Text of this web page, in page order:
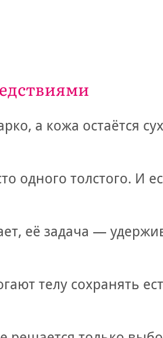
а кожа остаётся
одного толстого. И
её задача —
телу сохранять